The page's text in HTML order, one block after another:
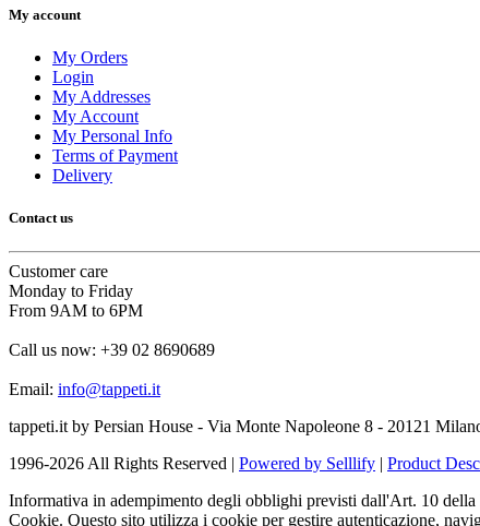
My account
My Orders
Login
My Addresses
My Account
My Personal Info
Terms of Payment
Delivery
Contact us
Customer care
Monday to Friday
From 9AM to 6PM
Call us now: +39 02 8690689
Email: info@tappeti.it
tappeti.it by Persian House - Via Monte Napoleone 8 - 20121
1996-2026 All Rights Reserved | Powered by Selllify | Product
Informativa in adempimento degli obblighi previsti dall'Art. 10
Cookie. Questo sito utilizza i cookie per gestire autenticazione,